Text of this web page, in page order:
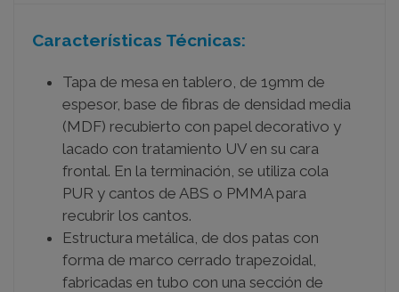
Características Técnicas:
Tapa de mesa en tablero, de 19mm de
espesor, base de fibras de densidad media
(MDF) recubierto con papel decorativo y
lacado con tratamiento UV en su cara
frontal. En la terminación, se utiliza cola
PUR y cantos de ABS o PMMA para
recubrir los cantos.
Estructura metálica, de dos patas con
forma de marco cerrado trapezoidal,
fabricadas en tubo con una sección de